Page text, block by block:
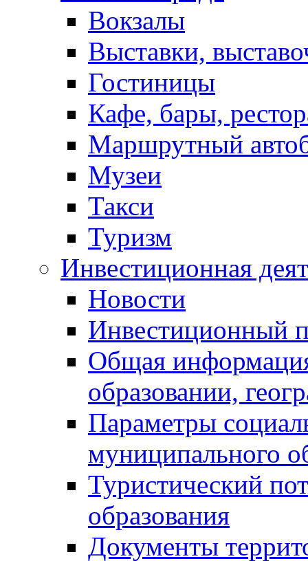
Вокзалы
Выставки,
Гостиницы
Кафе, бары,
Маршрутный
Музеи
Такси
Туризм
Инвестиционная
Новости
Инвестиционный
Общая
образовании,
Параметры
муниципального
Туристический
образования
Документы